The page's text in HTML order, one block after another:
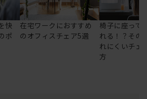
快
ポ
在宅ワークにおすすめ
のオフィスチェア5選
椅子に座って
れる！？その
れにくいチェ
方